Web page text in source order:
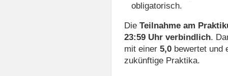
obligatorisch.
DieTeilnahme am
23:59 Uhr verbindlich.
mit einer5,0 bewertet und
zukünftige Praktika.